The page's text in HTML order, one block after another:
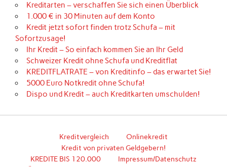
Kreditarten – verschaffen Sie sich einen Überblick
1.000 € in 30 Minuten auf dem Konto
Kredit jetzt sofort finden trotz Schufa – mit
Sofortzusage!
Ihr Kredit – So einfach kommen Sie an Ihr Geld
Schweizer Kredit ohne Schufa und Kreditflat
KREDITFLATRATE – von Kreditinfo – das erwartet Sie!
5000 Euro Notkredit ohne Schufa!
Dispo und Kredit – auch Kreditkarten umschulden!
Kreditvergleich
Onlinekredit
Kredit von privaten Geldgebern!
KREDITE BIS 120.000
Impressum/Datenschutz